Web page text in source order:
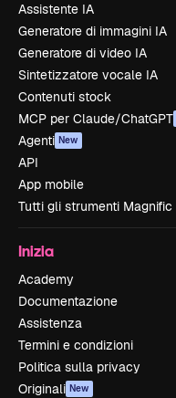
Assistente IA
Generatore di immagini IA
Generatore di video IA
Sintetizzatore vocale IA
Contenuti stock
MCP per Claude/ChatGPT
Agenti New
API
App mobile
Tutti gli strumenti Magnific
Inizia
Academy
Documentazione
Assistenza
Termini e condizioni
Politica sulla privacy
Originali New